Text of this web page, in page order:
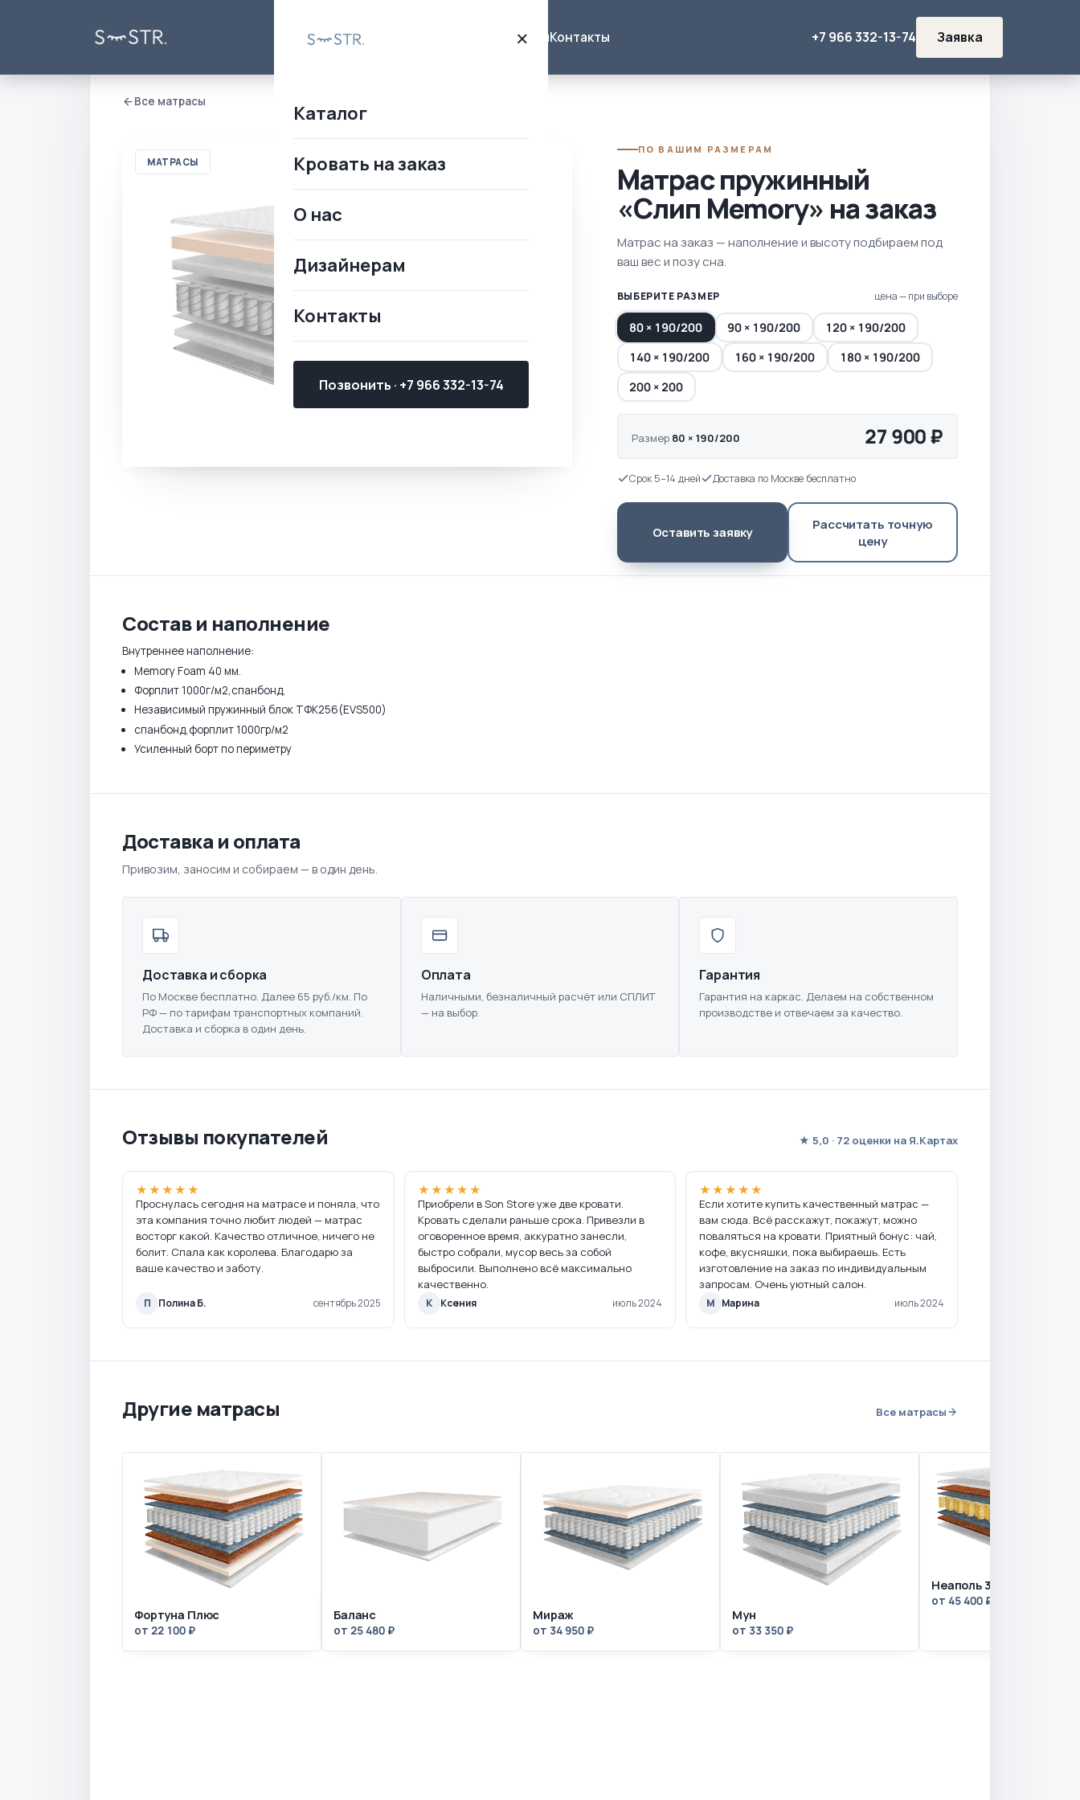
ДизайнерамКонтакты +7 966 332-13-74 Заявка
×
Каталог
Кровать на заказ
О нас
Дизайнерам
Контакты
Позвонить · +7 966 332-13-74
Все матрасы
МАТРАСЫ
ПО ВАШИМ РАЗМЕРАМ
Матрас пружинный
«Слип Memory» на заказ
Матрас на заказ — наполнение и высоту подбираем под
ваш вес и позу сна.
ВЫБЕРИТЕ РАЗМЕР цена — при выборе
80 × 190/200 90 × 190/200
120 × 190/200
140 × 190/200
160 × 190/200
180 × 190/200
200 × 200
Размер 80 × 190/200 27 900 ₽
Срок 5–14 дней Доставка по Москве бесплатно
Оставить заявку
Рассчитать точную
цену
Состав и наполнение
Внутреннее наполнение:
Memory Foam 40 мм.
Форплит 1000г/м2,спанбонд,
Независимый пружинный блок ТФК256(EVS500)
спанбонд,форплит 1000гр/м2
Усиленный борт по периметру
Доставка и оплата
Привозим, заносим и собираем — в один день.
Доставка и сборка
По Москве бесплатно. Далее 65 руб./км. По
РФ — по тарифам транспортных компаний.
Доставка и сборка в один день.
Оплата
Наличными, безналичный расчёт или СПЛИТ
— на выбор.
Гарантия
Гарантия на каркас. Делаем на собственном
производстве и отвечаем за качество.
Отзывы покупателей ★ 5,0 · 72 оценки на Я.Картах
★★★★★
Проснулась сегодня на матрасе и поняла, что
эта компания точно любит людей — матрас
восторг какой. Качество отличное, ничего не
болит. Спала как королева. Благодарю за
ваше качество и заботу.
П Полина Б. сентябрь 2025
★★★★★
Приобрели в Son Store уже две кровати.
Кровать сделали раньше срока. Привезли в
оговоренное время, аккуратно занесли,
быстро собрали, мусор весь за собой
выбросили. Выполнено всё максимально
качественно.
К Ксения июль 2024
★★★★★
Если хотите купить качественный матрас —
вам сюда. Всё расскажут, покажут, можно
поваляться на кровати. Приятный бонус: чай,
кофе, вкусняшки, пока выбираешь. Есть
изготовление на заказ по индивидуальным
запросам. Очень уютный салон.
М Марина июль 2024
Другие матрасы Все матрасы
Фортуна Плюс
от 22 100 ₽
Баланс
от 25 480 ₽
Мираж
от 34 950 ₽
Мун
от 33 350 ₽
Неаполь 3
от 45 400 ₽